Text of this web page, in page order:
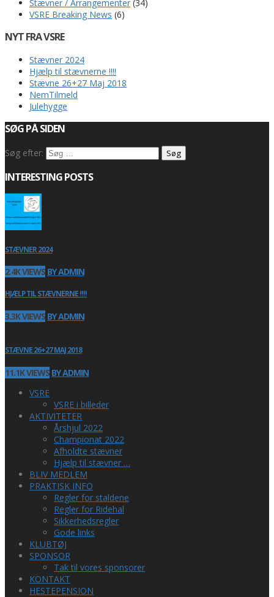
Stævner / Arrangementer (34)
VSRE Breaking News (6)
NYT FRA VSRE
Stævner 2024
Hjælp til stævnerne !!!!
Stævne 26+27 Maj 2018
NemTilmeld
Julehygge
SØG PÅ SIDEN
Søg efter:
INTERESTING POSTS
STÆVNER 2024
2.4K VIEWS BY ADMIN
HJÆLP TIL STÆVNERNE !!!!
3.3K VIEWS BY ADMIN
STÆVNE 26+27 MAJ 2018
11.1K VIEWS BY ADMIN
VSRE
VSRE i billeder
AKTIVITETER
Årshjul 2022
Championat 2022
Afholdte stævner
Hjælp til stævner …
BLIV MEDLEM
PRAKTISK INFO
Regler for staldene
Regler for Ridehal
Sikkerhedsregler
Gode links
KLUBTØJ
SPONSOR
Tak til vores sponsorer
KONTAKT
HESTEPENSION